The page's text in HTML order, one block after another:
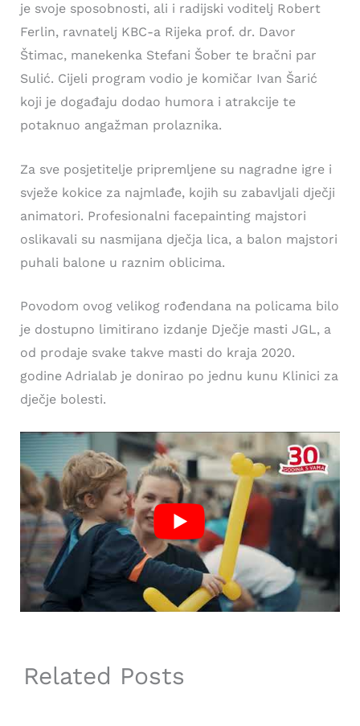
je svoje sposobnosti, ali i radijski voditelj Robert
Ferlin, ravnatelj KBC-a Rijeka prof. dr. Davor
Štimac, manekenka Stefani Šober te bračni par
Sulić. Cijeli program vodio je komičar Ivan Šarić
koji je događaju dodao humora i atrakcije te
potaknuo angažman prolaznika.
Za sve posjetitelje pripremljene su nagradne igre i
svježe kokice za najmlađe, kojih su zabavljali dječji
animatori. Profesionalni facepainting majstori
oslikavali su nasmijana dječja lica, a balon majstori
puhali balone u raznim oblicima.
Povodom ovog velikog rođendana na policama bilo
je dostupno limitirano izdanje Dječje masti JGL, a
od prodaje svake takve masti do kraja 2020.
godine Adrialab je donirao po jednu kunu Klinici za
dječje bolesti.
Related Posts